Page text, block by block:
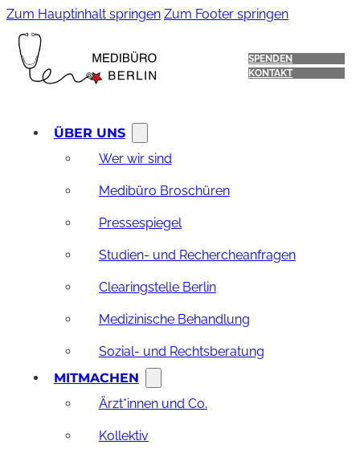
Zum Hauptinhalt springen Zum Footer springen
SPENDEN
KONTAKT
ÜBER UNS
Wer wir sind
Medibüro Broschüren
Pressespiegel
Studien- und Rechercheanfragen
Clearingstelle Berlin
Medizinische Behandlung
Sozial- und Rechtsberatung
MITMACHEN
Ärzt*innen und Co.
Kollektiv